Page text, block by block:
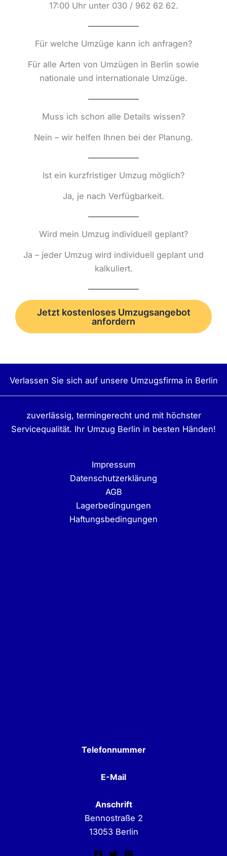
17:00 Uhr unter 030 / 962 62 62.
Für welche Umzüge kann ich anfragen?
Für alle Arten von Umzügen in Berlin sowie
nationale und internationale Umzüge.
Muss ich schon alle Details wissen?
Nein – wir helfen Ihnen bei der Planung.
Ist ein kurzfristiger Umzug möglich?
Ja, je nach Verfügbarkeit.
Wird mein Umzug individuell geplant?
Ja – jeder Umzug wird individuell geplant und
kalkuliert.
Jetzt kostenloses Umzugsangebot
anfordern
Verlassen Sie sich auf unsere Umzugsfirma in Berlin
zuverlässig, termingerecht und mit höchster
Servicequalität. Ihr Umzug Berlin in besten Händen!
Impressum
Datenschutzerklärung
AGB
Lagerbedingungen
Haftungsbedingungen
Telefonnummer
E-Mail
Anschrift
Bennostraße 2
13053 Berlin